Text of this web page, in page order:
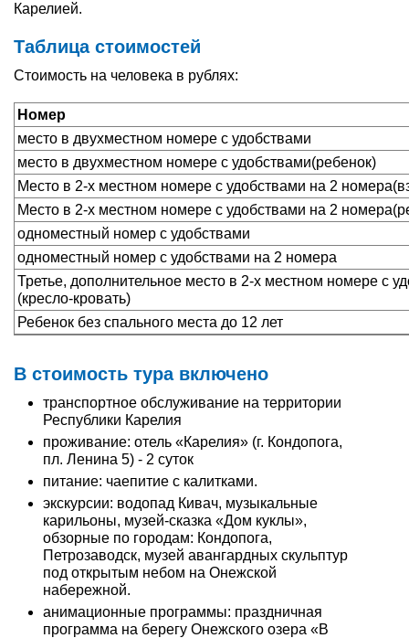
Карелией.
Таблица стоимостей
Стоимость на человека в рублях:
Номер
место в двухместном номере с удобствами
место в двухместном номере с удобствами(ребенок)
Место в 2-х местном номере с удобствами на 2
Место в 2-х местном номере с удобствами на 2
одноместный номер с удобствами
одноместный номер с удобствами на 2 номера
Третье, дополнительное место в 2-х местном номере с
(кресло-кровать)
Ребенок без спального места до 12 лет
В стоимость тура включено
транспортное обслуживание на территории
Республики Карелия
проживание: отель «Карелия» (г. Кондопога,
пл. Ленина 5) - 2 суток
питание: чаепитие с калитками.
экскурсии: водопад Кивач, музыкальные
карильоны, музей-сказка «Дом куклы»,
обзорные по городам: Кондопога,
Петрозаводск, музей авангардных скульптур
под открытым небом на Онежской
набережной.
анимационные программы: праздничная
программа на берегу Онежского озера «В